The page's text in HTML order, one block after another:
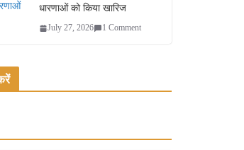
धारणाओं को किया खारिज
July 27, 2026 1 Comment